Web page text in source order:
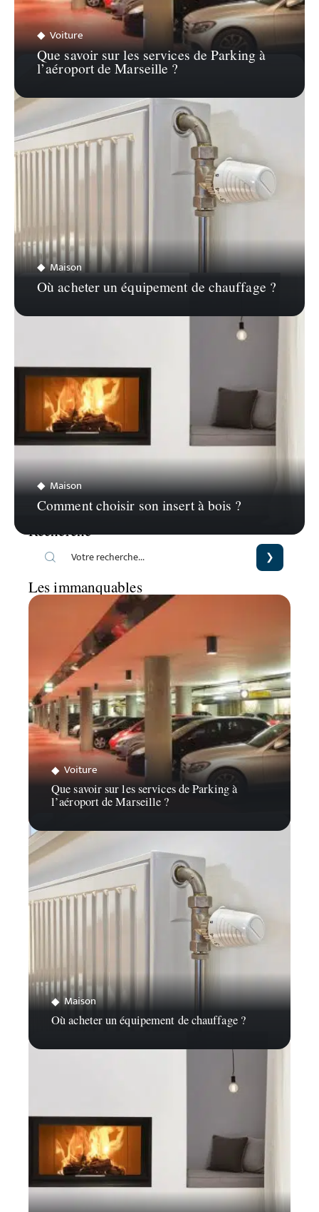
Voiture
Que savoir sur les services de Parking à
l’aéroport de Marseille ?
Maison
Où acheter un équipement de chauffage ?
Maison
Comment choisir son insert à bois ?
Recherche
Les immanquables
Voiture
Que savoir sur les services de Parking à
l’aéroport de Marseille ?
Maison
Où acheter un équipement de chauffage ?